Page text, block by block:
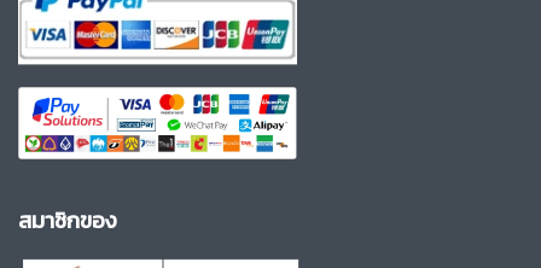
สมาชิกของ